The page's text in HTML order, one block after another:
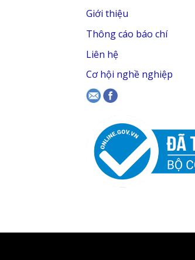
Giới thiệu
Thông cáo báo chí
Liên hệ
Cơ hội nghề nghiệp